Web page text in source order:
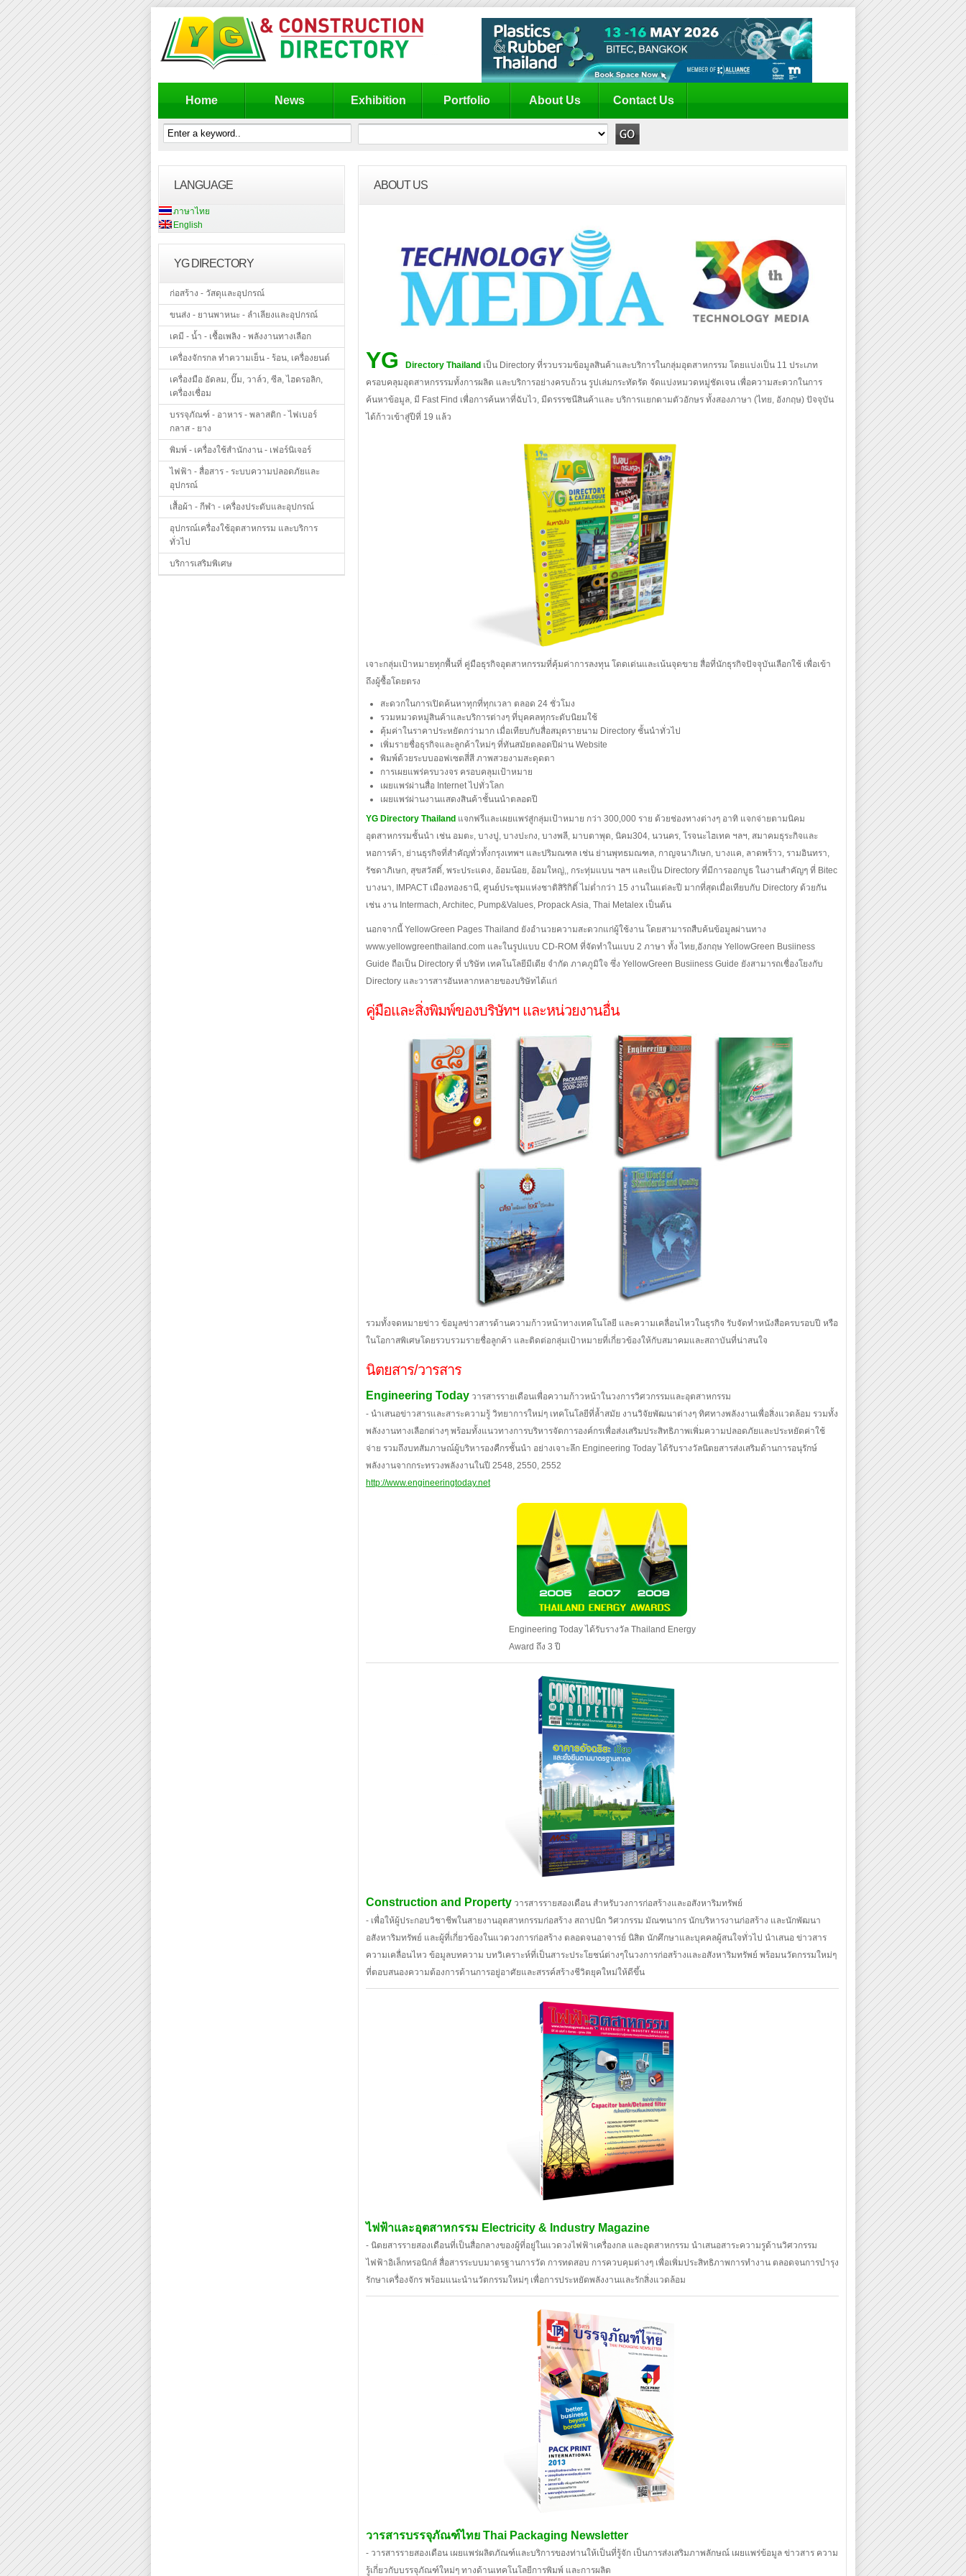
Home News Exhibition Portfolio About Us Contact Us
LANGUAGE
ภาษาไทย
English
YG DIRECTORY
ก่อสร้าง - วัสดุและอุปกรณ์
ขนส่ง - ยานพาหนะ - ลำเลียงและอุปกรณ์
เคมี - น้ำ - เชื้อเพลิง - พลังงานทางเลือก
เครื่องจักรกล ทำความเย็น - ร้อน, เครื่องยนต์
เครื่องมือ อัดลม, ปั๊ม, วาล์ว, ซีล, ไฮดรอลิก,
เครื่องเชื่อม
บรรจุภัณฑ์ - อาหาร - พลาสติก - ไฟเบอร์
กลาส - ยาง
พิมพ์ - เครื่องใช้สำนักงาน - เฟอร์นิเจอร์
ไฟฟ้า - สื่อสาร - ระบบความปลอดภัยและ
อุปกรณ์
เสื้อผ้า - กีฬา - เครื่องประดับและอุปกรณ์
อุปกรณ์เครื่องใช้อุตสาหกรรม และบริการ
ทั่วไป
บริการเสริมพิเศษ
ABOUT US
YG Directory Thailand เป็น Directory ที่รวบรวมข้อมูลสินค้าและบริการในกลุ่มอุตสาหกรรม โดยแบ่งเป็น 11 ประเภท
ครอบคลุมอุตสาหกรรรมทั้งการผลิต และบริการอย่างครบถ้วน รูปเล่มกระทัดรัด จัดแบ่งหมวดหมู่ชัดเจน เพื่อความสะดวกในการ
ค้นหาข้อมูล, มี Fast Find เพื่อการค้นหาที่ฉับไว, มีดรรรชนีสินค้าและ บริการแยกตามตัวอักษร ทั้งสองภาษา (ไทย, อังกฤษ) ปัจจุบัน
ได้ก้าวเข้าสู่ปีที่ 19 แล้ว
เจาะกลุ่มเป้าหมายทุกพื้นที่ คู่มือธุรกิจอุตสาหกรรมที่คุ้มค่าการลงทุน โดดเด่นและเน้นจุดขาย สื่อที่นักธุรกิจปัจจุุบันเลือกใช้ เพื่อเข้า
ถึงผู้ซื้อโดยตรง
สะดวกในการเปิดค้นหาทุกที่ทุกเวลา ตลอด 24 ชั่วโมง
รวมหมวดหมู่สินค้าและบริการต่างๆ ที่บุคคลทุกระดับนิยมใช้
คุ้มค่าในราคาประหยัดกว่ามาก เมื่อเทียบกับสื่อสมุดรายนาม Directory ชั้นนำทั่วไป
เพิ่มรายชื่อธุรกิจและลูกค้าใหม่ๆ ที่ทันสมัยตลอดปีผ่าน Website
พิมพ์ด้วยระบบออฟเซตสี่สี ภาพสวยงามสะดุดตา
การเผยแพร่ครบวงจร ครอบคลุมเป้าหมาย
เผยแพร่ผ่านสื่อ Internet ไปทั่วโลก
เผยแพร่ผ่านงานแสดงสินค้าชั้นนนำตลอดปี
YG Directory Thailand แจกฟรีและเผยแพร่สู่กลุ่มเป้าหมาย กว่า 300,000 ราย ด้วยช่องทางต่างๆ อาทิ แจกจ่ายตามนิคม
อุตสาหกรรมชั้นนำ เช่น อมตะ, บางปู, บางปะกง, บางพลี, มาบตาพุด, นิคม304, นวนคร, โรจนะไฮเทค ฯลฯ, สมาคมธุระกิจและ
หอการค้า, ย่านธุรกิจที่สำคัญทั่วทั้งกรุงเทพฯ และปริมณฑล เช่น ย่านพุทธมณฑล, กาญจนาภิเษก, บางแค, ลาดพร้าว, รามอินทรา,
รัชดาภิเษก, สุขสวัสดิ์, พระประแดง, อ้อมน้อย, อ้อมใหญ่,, กระทุ่มแบน ฯลฯ และเป็น Directory ที่มีการออกบูธ ในงานสำคัญๆ ที่ Bitec
บางนา, IMPACT เมืองทองธานี, ศูนย์ประชุมแห่งชาติสิริกิติ์ ไม่ต่ำกว่า 15 งานในแต่ละปี มากที่สุดเมื่อเทียบกับ Directory ด้วยกัน
เช่น งาน Intermach, Architec, Pump&Values, Propack Asia, Thai Metalex เป็นต้น
นอกจากนี้ YellowGreen Pages Thailand ยังอำนวยความสะดวกแก่ผู้ใช้งาน โดยสามารถสืบค้นข้อมูลผ่านทาง
www.yellowgreenthailand.com และในรูปแบบ CD-ROM ที่จัดทำในแบบ 2 ภาษา ทั้ง ไทย,อังกฤษ YellowGreen Busiiness
Guide ถือเป็น Directory ที่ บริษัท เทคโนโลยีมีเดีย จำกัด ภาคภูมิใจ ซึ่ง YellowGreen Busiiness Guide ยังสามารถเชื่องโยงกับ
Directory และวารสารอันหลากหลายของบริษัทได้แก่
คู่มือและสิ่งพิมพ์ของบริษัทฯ และหน่วยงานอื่น
รวมทั้งจดหมายข่าว ข้อมูลข่าวสารด้านความก้าวหน้าทางเทคโนโลยี และความเคลื่อนไหวในธุรกิจ รับจัดทำหนังสือครบรอบปี หรือ
ในโอกาสพิเศษโดยรวบรวมรายชื่อลูกค้า และติดต่อกลุ่มเป้าหมายที่เกี่ยวข้องให้กับสมาคมและสถาบันที่น่าสนใจ
นิตยสาร/วารสาร
Engineering Today วารสารรายเดือนเพื่อความก้าวหน้าในวงการวิศวกรรมและอุตสาหกรรม
- นำเสนอข่าวสารและสาระความรู้ วิทยาการใหม่ๆ เทคโนโลยีที่ล้ำสมัย งานวิจัยพัฒนาต่างๆ ทิศทางพลังงานเพื่อสิ่งแวดล้อม รวมทั้ง
พลังงานทางเลือกต่างๆ พร้อมทั้งแนวทางการบริหารจัดการองค์กรเพื่อส่งเสริมประสิทธิภาพเพิ่มความปลอดภัยและประหยัดค่าใช้
จ่าย รวมถึงบทสัมภาษณ์ผู้บริหารองคืกรชั้นนำ อย่างเจาะลึก Engineering Today ได้รับรางวัลนิตยสารส่งเสริมด้านการอนุรักษ์
พลังงานจากกระทรวงพลังงานในปี 2548, 2550, 2552
http://www.engineeringtoday.net
Engineering Today ได้รับรางวัล Thailand Energy
Award ถึง 3 ปี
Construction and Property วารสารรายสองเดือน สำหรับวงการก่อสร้างและอสังหาริมทรัพย์
- เพื่อให้ผู้ประกอบวิชาชีพในสายงานอุตสาหกรรมก่อสร้าง สถาปนิก วิศวกรรม มัณฑนากร นักบริหารงานก่อสร้าง และนักพัฒนา
อสังหาริมทรัพย์ และผู้ที่เกี่ยวข้องในแวดวงการก่อสร้าง ตลอดจนอาจารย์ นิสิต นักศึกษาและบุคคลผู้สนใจทั่วไป นำเสนอ ข่าวสาร
ความเคลื่อนไหว ข้อมูลบทความ บทวิเคราะห์ที่เป็นสาระประโยชน์ต่างๆในวงการก่อสร้างและอสังหาริมทรัพย์ พร้อมนวัตกรรมใหม่ๆ
ที่ตอบสนองความต้องการด้านการอยู่อาศัยและสรรค์สร้างชีวิตยุคใหม่ให้ดีขึ้น
ไฟฟ้าและอุตสาหกรรม Electricity & Industry Magazine
- นิตยสารรายสองเดือนที่เป็นสื่อกลางของผู้ที่อยู่ในแวดวงไฟฟ้าเครื่องกล และอุตสาหกรรม นำเสนอสาระความรูด้านวิศวกรรม
ไฟฟ้าอิเล็กทรอนิกส์ สื่อสารระบบมาตรฐานการวัด การทดสอบ การควบคุมต่างๆ เพื่อเพิ่มประสิทธิภาพการทำงาน ตลอดจนการบำรุง
รักษาเครื่องจักร พร้อมแนะนำนวัตกรรมใหม่ๆ เพื่อการประหยัดพลังงานและรักสิ่งแวดล้อม
วารสารบรรจุภัณฑ์ไทย Thai Packaging Newsletter
- วารสารรายสองเดือน เผยแพร่ผลิตภัณฑ์และบริการของท่านให้เป็นที่รู้จัก เป็นการส่งเสริมภาพลักษณ์ เผยแพร่ข้อมูล ข่าวสาร ความ
รู้เกี่ยวกับบรรจุภัณฑ์ใหม่ๆ ทางด้านเทคโนโลยีการพิมพ์ และการผลิต